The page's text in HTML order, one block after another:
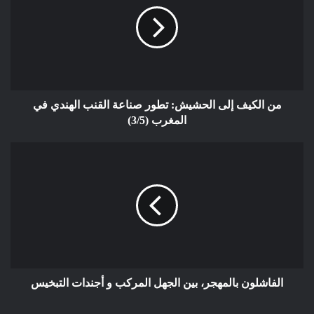
صورة الكاتبة رشيدة بنمسعود ببيت الفنانة فريدا كاهلو
مرتب بعناية متقنة وكأن أنامل فريدا قد مرت
من الكيف إلى الحشيش: تطور صناعة القنب الهندي في
المغرب (3/5)
الفاشلون بالمهجر، بين الجهل المركب و أجندات التبخيس